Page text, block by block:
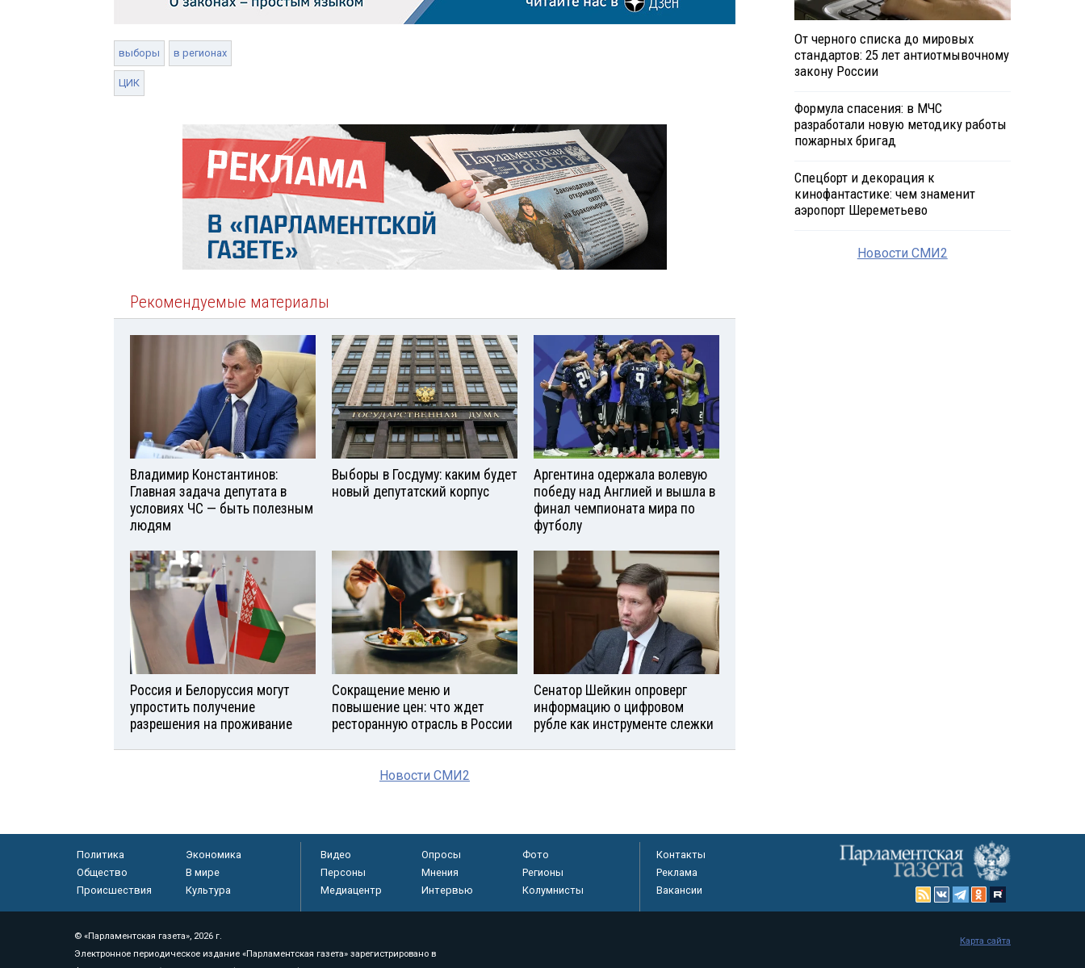
выборы в регионах
ЦИК
Рекомендуемые материалы
Владимир Константинов:
Главная задача депутата в
условиях ЧС — быть полезным
людям
Выборы в Госдуму: каким будет
новый депутатский корпус
Аргентина одержала волевую
победу над Англией и вышла в
финал чемпионата мира по
футболу
Россия и Белоруссия могут
упростить получение
разрешения на проживание
Сокращение меню и
повышение цен: что ждет
ресторанную отрасль в России
Сенатор Шейкин опроверг
информацию о цифровом
рубле как инструменте слежки
Новости СМИ2
От черного списка до мировых
стандартов: 25 лет антиотмывочному
закону России
Формула спасения: в МЧС
разработали новую методику работы
пожарных бригад
Спецборт и декорация к
кинофантастике: чем знаменит
аэропорт Шереметьево
Новости СМИ2
Политика
Экономика
Общество
В мире
Происшествия
Культура
Видео Опросы
Фото
Персоны
Мнения
Регионы
Медиацентр
Интервью Колумнисты
Контакты
Реклама
Вакансии
© «Парламентская газета», 2026 г.
Электронное периодическое издание «Парламентская газета» зарегистрировано в
Карта сайта